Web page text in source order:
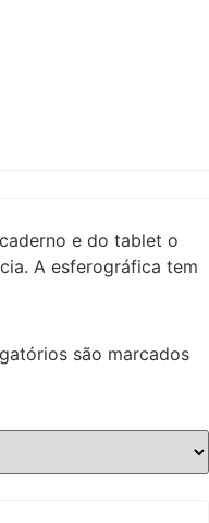
e do tablet o
A esferográfica tem
são marcados